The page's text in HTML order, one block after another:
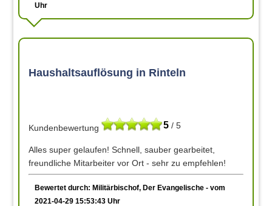
Uhr
Haushaltsauflösung in Rinteln
5 / 5
Kundenbewertung
Alles super gelaufen! Schnell, sauber gearbeitet,
freundliche Mitarbeiter vor Ort - sehr zu empfehlen!
Bewertet durch: Militärbischof, Der Evangelische - vom
2021-04-29 15:53:43 Uhr